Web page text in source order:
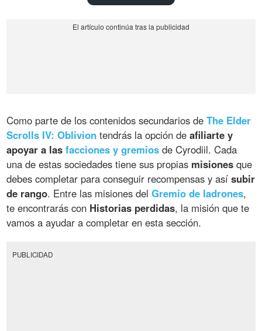
Como parte de los contenidos secundarios deThe Elder
Scrolls IV: Oblivion tendrás la opción deafiliarte y
apoyar a lasfacciones y gremios de Cyrodiil. Cada
una de estas sociedades tiene sus propias misiones que
debes completar para conseguir recompensas y asísubir
de rango. Entre las misiones delGremio de ladrones,
te encontrarás con Historias perdidas, la misión que te
vamos a ayudar a completar en esta sección.
PUBLICIDAD